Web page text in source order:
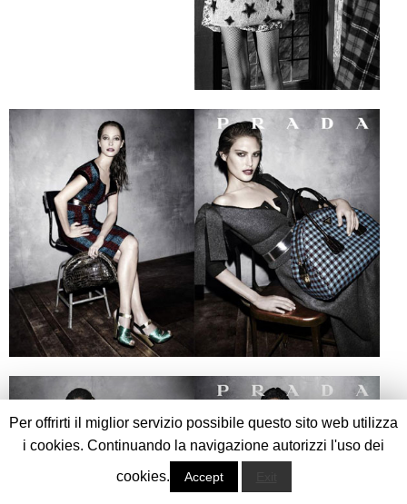
Per offrirti il miglior servizio possibile questo sito web utilizza
i cookies. Continuando la navigazione autorizzi l'uso dei
cookies.
Accept